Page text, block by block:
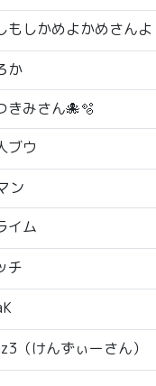
もしかめよかめさんよ
か
きみさん🐙🫧
ブウ
ン
イム
チ
（けんずぃーさん）